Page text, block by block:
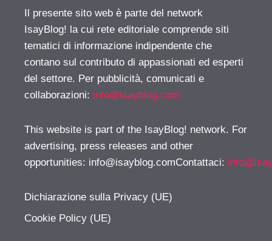
Il presente sito web è parte del network
IsayBlog! la cui rete editoriale comprende siti
tematici di informazione indipendente che
contano sul contributo di appassionati ed esperti
del settore. Per pubblicità, comunicati e
collaborazioni: info@isayblog.com
This website is part of the IsayBlog! network. For
advertising, press releases and other
opportunities: info@isayblog.comContattaci:
Dichiarazione sulla Privacy (UE)
Cookie Policy (UE)